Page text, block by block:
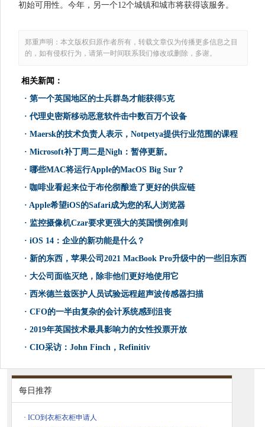
初始可用性。今年，另一个12个城镇和城市将获得该服务。
郑重声明：本文版权归原作者所有，转载文章仅为传播更多信息之目
的，如有侵权行为，请第一时间联系我们修改或删除，多谢。
相关新闻：
· 第一个英国地区的士兵群岛才能获得5克
· 代理史密斯移动恶意软件击中数百万个设备
· Maersk的技术负责人表示，Notpetya提供行业范围的课程
· Microsoft补丁周二是Nigh：暂停更新。
· 哪些MAC将运行Apple的MacOS Big Sur？
· 咖啡业看起来位于布伦彻酿造了更好的供应链
· Apple希望iOS的Safari成为您的私人浏览器
· 监控摄像机Czar要求更强大的英国惯例准则
· iOS 14：企业的新功能是什么？
· 新的东西，苹果公司2021 MacBook Pro升级中的一些旧东西
· 大公司面临灭绝，除非他们更好地使用它
· 西米德兰兹医护人员试验远程超声波传感器扫描
· CFO的一半由复杂的会计系统感到沮丧
· 2019年英国技术最具影响力的女性投票开放
· CIO采访：John Finch，Refinitiv
每日推荐
· ICO到衣柜衣柜申请人